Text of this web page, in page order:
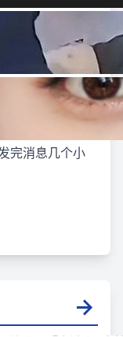
完消息几个小